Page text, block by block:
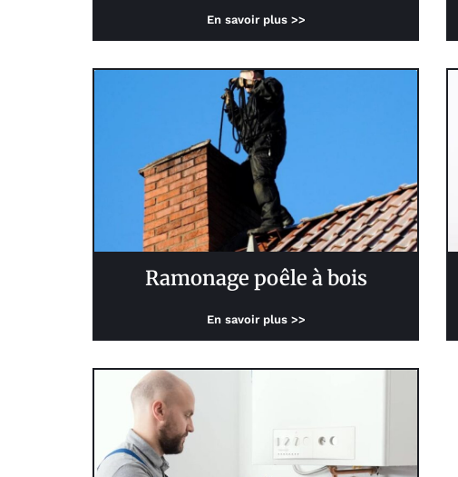
En savoir plus >>
Ramonage poêle à bois
En savoir plus >>